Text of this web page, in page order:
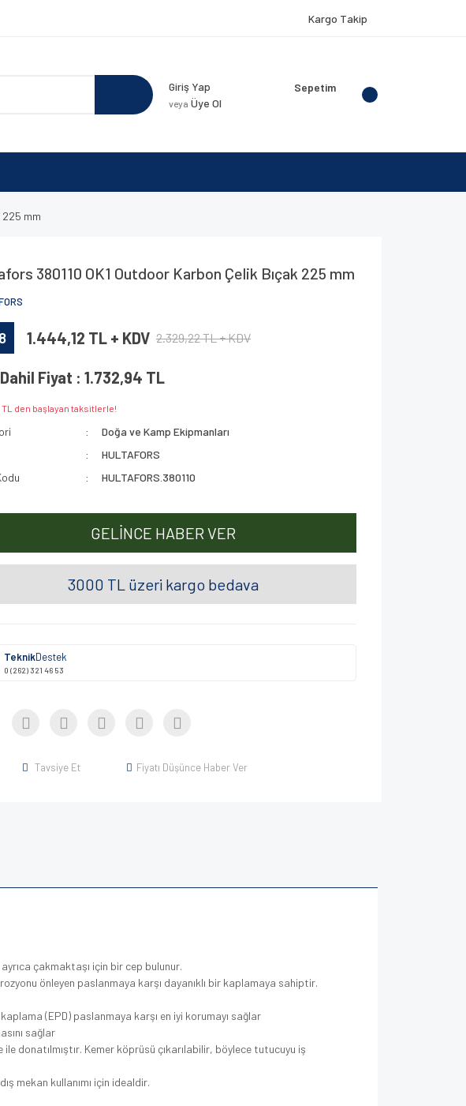
Kargo Takip
Giriş Yap
veya Üye Ol
Sepetim
225 mm
380110 OK1 Outdoor Karbon Çelik Bıçak 225 mm
1.444,12 TL + KDV 2.329,22 TL + KDV
Dahil Fiyat : 1.732,94 TL
TL den başlayan taksitlerle!
Doğa ve Kamp Ekipmanları
HULTAFORS
HULTAFORS.380110
GELİNCE HABER VER
3000 TL üzeri kargo bedava
TeknikDestek
0 (262) 321 46 53
Tavsiye Et Fiyatı Düşünce Haber Ver
çakmaktaşı için bir cep bulunur.
önleyen paslanmaya karşı dayanıklı bir kaplamaya sahiptir.
(EPD) paslanmaya karşı en iyi korumayı sağlar
sağlar
donatılmıştır. Kemer köprüsü çıkarılabilir, böylece tutucuyu iş
mekan kullanımı için idealdir.